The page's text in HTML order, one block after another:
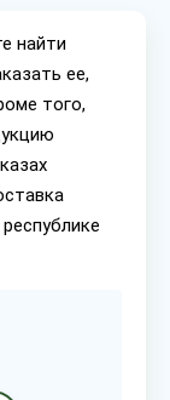
найти
ее,
того,